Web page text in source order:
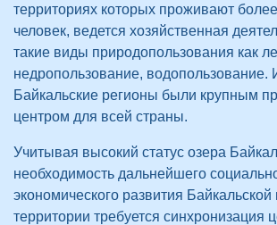
территориях которых проживают
человек, ведется хозяйственная
такие виды природопользования как
недропользование, водопользование.
Байкальские регионы были крупным
центром для всей страны.
Учитывая высокий статус озера
необходимость дальнейшего
экономического развития
территории требуется синхронизация